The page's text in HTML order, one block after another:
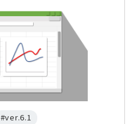
#ver.6.1